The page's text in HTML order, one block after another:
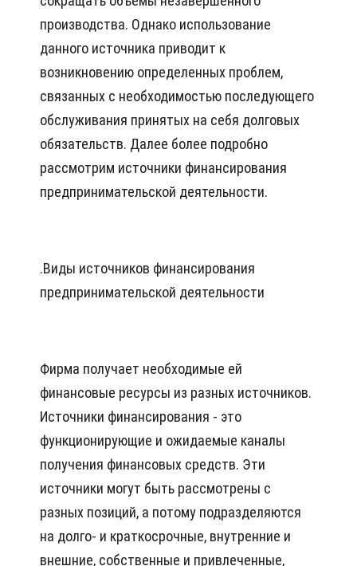
производства. Однако использование
данного источника приводит к
возникновению определенных проблем,
связанных с необходимостью последующего
обслуживания принятых на себя долговых
обязательств. Далее более подробно
рассмотрим источники финансирования
предпринимательской деятельности.
.Виды источников финансирования
предпринимательской деятельности
Фирма получает необходимые ей
финансовые ресурсы из разных источников.
Источники финансирования - это
функционирующие и ожидаемые каналы
получения финансовых средств. Эти
источники могут быть рассмотрены с
разных позиций, а потому подразделяются
на долго- и краткосрочные, внутренние и
внешние, собственные и привлеченные,